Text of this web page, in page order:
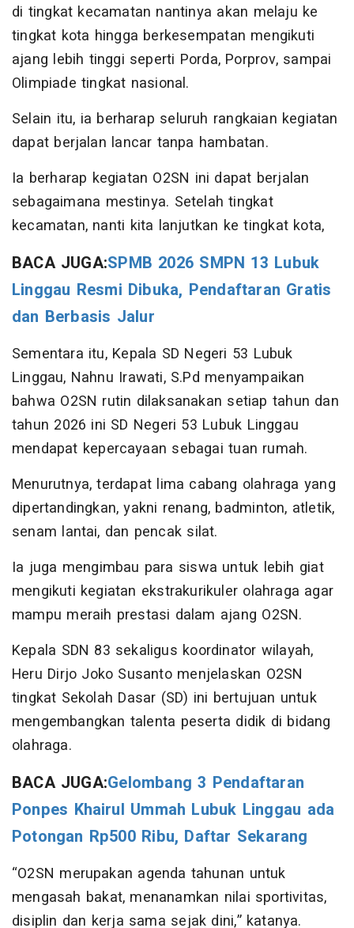
di tingkat kecamatan nantinya akan melaju ke
tingkat kota hingga berkesempatan mengikuti
ajang lebih tinggi seperti Porda, Porprov, sampai
Olimpiade tingkat nasional.
Selain itu, ia berharap seluruh rangkaian kegiatan
dapat berjalan lancar tanpa hambatan.
Ia berharap kegiatan O2SN ini dapat berjalan
sebagaimana mestinya. Setelah tingkat
kecamatan, nanti kita lanjutkan ke tingkat kota,
BACA JUGA:SPMB 2026 SMPN 13 Lubuk
Linggau Resmi Dibuka, Pendaftaran Gratis
dan Berbasis Jalur
Sementara itu, Kepala SD Negeri 53 Lubuk
Linggau, Nahnu Irawati, S.Pd menyampaikan
bahwa O2SN rutin dilaksanakan setiap tahun dan
tahun 2026 ini SD Negeri 53 Lubuk Linggau
mendapat kepercayaan sebagai tuan rumah.
Menurutnya, terdapat lima cabang olahraga yang
dipertandingkan, yakni renang, badminton, atletik,
senam lantai, dan pencak silat.
Ia juga mengimbau para siswa untuk lebih giat
mengikuti kegiatan ekstrakurikuler olahraga agar
mampu meraih prestasi dalam ajang O2SN.
Kepala SDN 83 sekaligus koordinator wilayah,
Heru Dirjo Joko Susanto menjelaskan O2SN
tingkat Sekolah Dasar (SD) ini bertujuan untuk
mengembangkan talenta peserta didik di bidang
olahraga.
BACA JUGA:Gelombang 3 Pendaftaran
Ponpes Khairul Ummah Lubuk Linggau ada
Potongan Rp500 Ribu, Daftar Sekarang
“O2SN merupakan agenda tahunan untuk
mengasah bakat, menanamkan nilai sportivitas,
disiplin dan kerja sama sejak dini,” katanya.